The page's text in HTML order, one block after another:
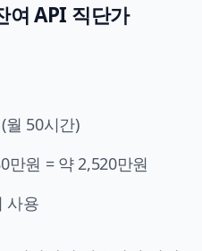
여 API 직단가
월 50시간)
만원 = 약 2,520만원
사용